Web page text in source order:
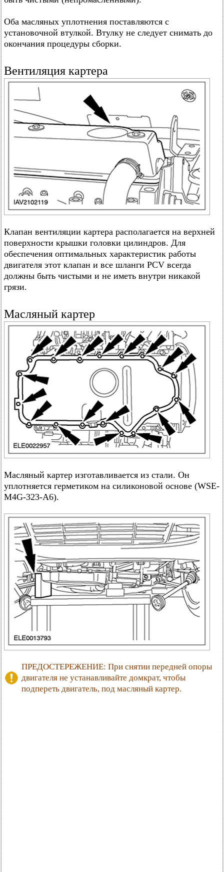
Оба масляных уплотнения поставляются с
установочной втулкой. Втулку не следует снимать до
окончания процедуры сборки.
Вентиляция картера
Клапан вентиляции картера располагается на верхней
поверхности крышки головки цилиндров. Для
обеспечения оптимальных характеристик работы
двигателя этот клапан и все шланги PCV всегда
должны быть чистыми и не иметь внутри никакой
грязи.
Масляный картер
Масляный картер изготавливается из стали. Он
уплотняется герметиком на силиконовой основе (WSE-
M4G-323-A6).
ПРЕДОСТЕРЕЖЕНИЕ: При снятии передней опоры
двигателя не устанавливайте домкрат, чтобы
подпереть двигатель, под масляный картер.